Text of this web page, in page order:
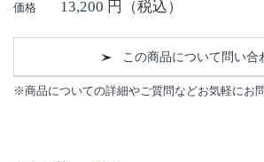
価格 13,200 円（税込）
この商品について問い合
※商品についての詳細やご質問などお気軽にお